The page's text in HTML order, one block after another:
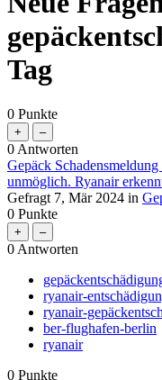
Tag
0 Punkte
0 Antworten
Gepäck
unmöglich. Ryanair
Gefragt 7, Mär 2024 in
0 Punkte
0 Antworten
ryanair-
ryanair-
ber-flughafen-berlin
ryanair
0 Punkte